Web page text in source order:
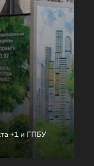
+1 и ГПБУ